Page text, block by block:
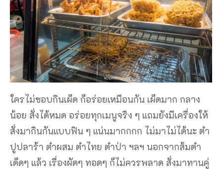
ใครไม่ชอบกินเผ็ด ก็อร่อยเหมือนกัน เผ็ดมาก กลาง
น้อย สั่งได้หมด อร่อยทุกเมนูจริง ๆ แถมยังมีเครื่องให้
สั่งมากินกันแบบฟิน ๆ แน่นมากกกก ไม่มาไม่ได้นะ ตำ
ปูปลาร้า ตำผสม ตำไทย ตำป่า ฯลฯ นอกจากส้มตำ
เด็ดๆ แล้ว เรื่องผัดๆ ทอดๆ ก็ไม่ควรพลาด สั่งมาทานคู่